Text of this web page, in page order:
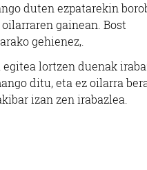
duten ezpatarekin
gainean. Bost
gehienez,.
lortzen duenak
ditu, eta ez oilarra
izan zen irabazlea.